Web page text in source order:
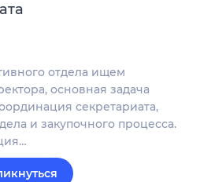
отдела ищем
основная задача
секретариата,
и закупочного процесса.